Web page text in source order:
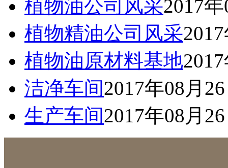
植物油公司风采2017
植物精油公司风采
植物油原材料基地
洁净车间2017年08月
生产车间2017年08月